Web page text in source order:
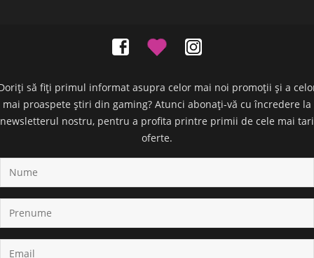
să fiți primul informat asupra celor mai noi promoții și a
mai proaspete știri din gaming? Atunci abonați-vă cu încredere la
newsletterul nostru, pentru a profita printre primii de cele mai tari
oferte.